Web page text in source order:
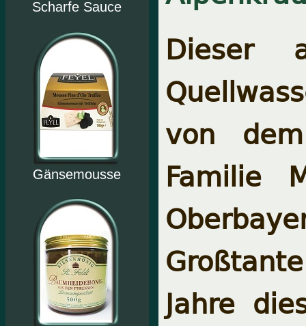
Scharfe Sauce
Gänsemousse
Dieser
von
Familie
Jahre